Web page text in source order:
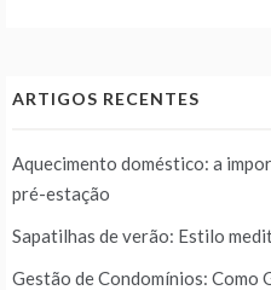
ARTIGOS RECENTES
Aquecimento doméstico: a
pré-estação
Sapatilhas de verão: Estilo
Gestão de Condomínios: Como